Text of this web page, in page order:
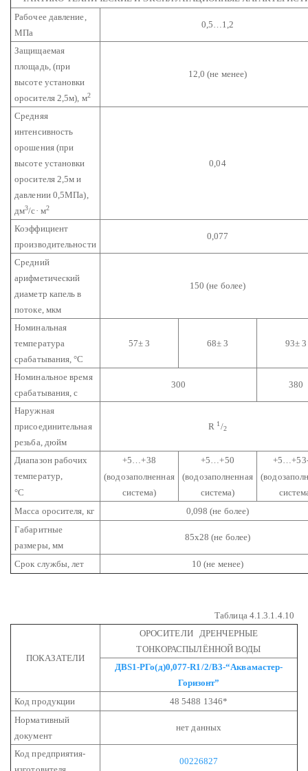
Рабочее давление,
МПа
0,5…1,2
Защищаемая
площадь, (при
высоте установки
оросителя 2,5м), м2
12,0 (не менее)
Средняя
интенсивность
орошения (при
высоте установки
оросителя 2,5м и
давлении 0,5МПа),
дм3/с· м2
0,04
Коэффициент
производительности
0,077
Средний
арифметический
диаметр капель в
потоке, мкм
150 (не более)
Номинальная
температура
срабатывания, °С
57± 3 68± 3 93± 3
Номинальное время
срабатывания, с
300 380
Наружная
присоединительная
резьба, дюйм
R 1 /2
Диапазон рабочих
температур,
°С
+5…+38
(водозаполненная
система)
+5…+50
(водозаполненная
система)
Масса оросителя, кг
0,098 (не более)
Габаритные
размеры, мм
85х28 (не более)
Срок службы, лет 10 (не менее)
Таблица 4.1.3.1.4.10
ПОКАЗАТЕЛИ
ОРОСИТЕЛИ ДРЕНЧЕРНЫЕ
ТОНКОРАСПЫЛЁННОЙ ВОДЫ
ДВS1-РГо(д)0,077-R1/2/В3-“Аквамастер-
Горизонт”
Код продукции
48 5488 1346*
Нормативный
документ
нет данных
Код предприятия-
изготовителя
00226827